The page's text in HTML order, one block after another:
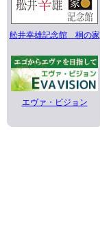
舩井幸雄記念館 桐の家
エヴァ・ビジョン